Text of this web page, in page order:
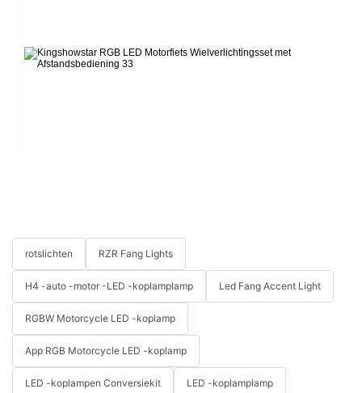
rotslichten RZR Fang Lights
H4 -auto -motor -LED -koplamplamp Led Fang Accent Light
RGBW Motorcycle LED -koplamp
App RGB Motorcycle LED -koplamp
LED -koplampen Conversiekit LED -koplamplamp